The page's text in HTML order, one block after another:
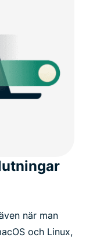
när man
och Linux,